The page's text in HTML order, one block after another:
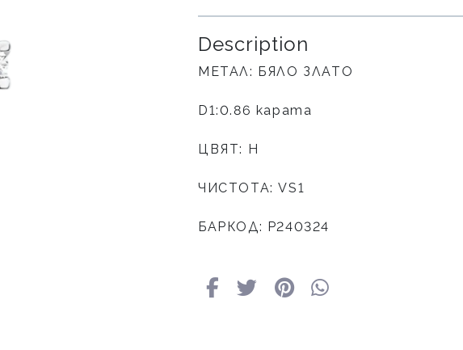
Description
МЕТАЛ: БЯЛО ЗЛАТО
D1:0.86 карата
ЦВЯТ: H
ЧИСТОТА: VS1
БАРКОД: Р240324